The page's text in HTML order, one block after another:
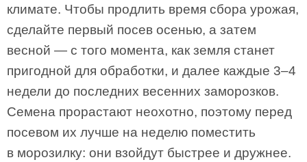
климате. Чтобы продлить время сбора урожая,
сделайте первый посев осенью, а затем
весной — с того момента, как земля станет
пригодной для обработки, и далее каждые 3–4
недели до последних весенних заморозков.
Семена прорастают неохотно, поэтому перед
посевом их лучше на неделю поместить
в морозилку: они взойдут быстрее и дружнее.